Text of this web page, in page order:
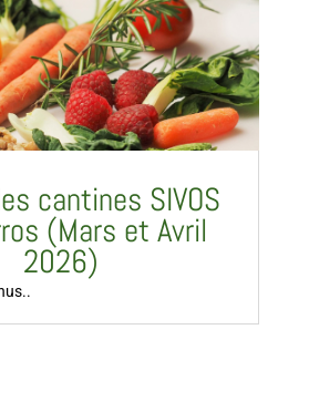
cantines SIVOS
(Mars et Avril
2026)